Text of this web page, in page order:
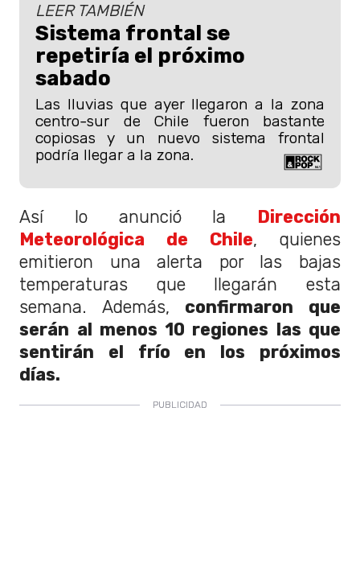
LEER TAMBIÉN
Sistema frontal se
repetiría el próximo
sabado
Las lluvias que ayer llegaron a la zona
centro-sur de Chile fueron bastante
copiosas y un nuevo sistema frontal
podría llegar a la zona.
Así lo anunció la Dirección
Meteorológica de Chile, quienes
emitieron una alerta por las bajas
temperaturas que llegarán esta
semana. Además, confirmaron que
serán al menos 10 regiones las que
sentirán el frío en los próximos
días.